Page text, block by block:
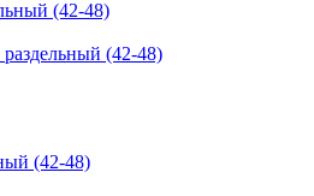
(42-48)
(42-48)